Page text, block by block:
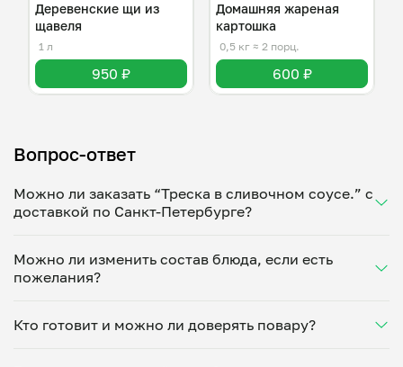
Деревенские щи из
щавеля
1 л
950 ₽
Домашняя жареная
картошка
0,5 кг ≈ 2 порц.
600 ₽
Вопрос-ответ
Можно ли заказать “Треска в сливочном соусе.” с
доставкой по Санкт-Петербурге?
Укажите удобное время — и получите свежее
домашнее блюдо в большой порции прямо с плиты.
минут. Статус заказа отслеживайте в личном
кабинете, а с поваром можно связаться напрямую в
Можно ли изменить состав блюда, если есть
пожелания?
ваши предпочтения: уберет специи, снизит
Укажите пожелания при оформлении или напишите
Кто готовит и можно ли доверять повару?